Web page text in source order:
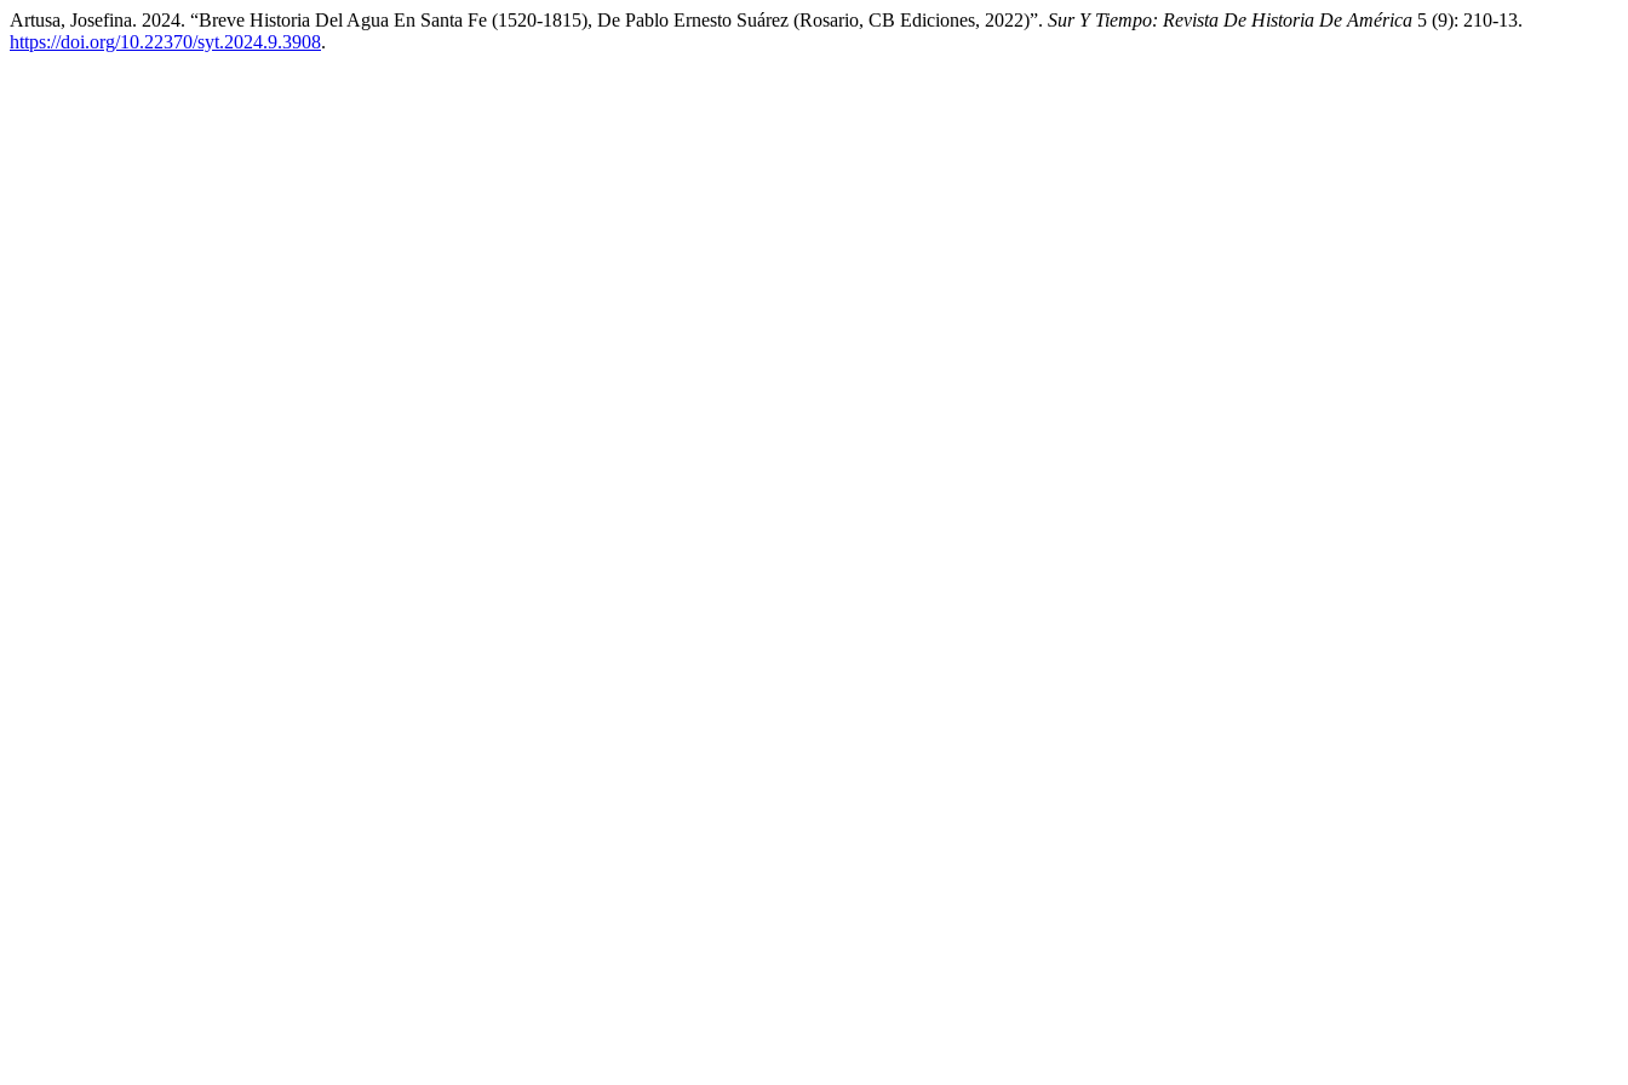
Artusa, Josefina. 2024. “Breve Historia Del Agua En Santa Fe (1520-1815), De Pablo Ernesto Suárez (Rosario, CB Ediciones, 2022)”. Sur Y Tiempo: Revista De Historia De América 5 (9): 210-13.
https://doi.org/10.22370/syt.2024.9.3908.